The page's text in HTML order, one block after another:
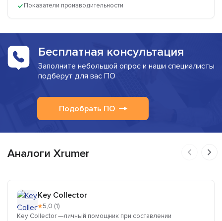
Показатели производительности
Бесплатная консультация
Заполните небольшой опрос и наши специалисты
подберут для вас ПО
Подобрать ПО
Аналоги Xrumer
Key Collector
★5,0 (1)
Key Collector —личный помощник при составлении